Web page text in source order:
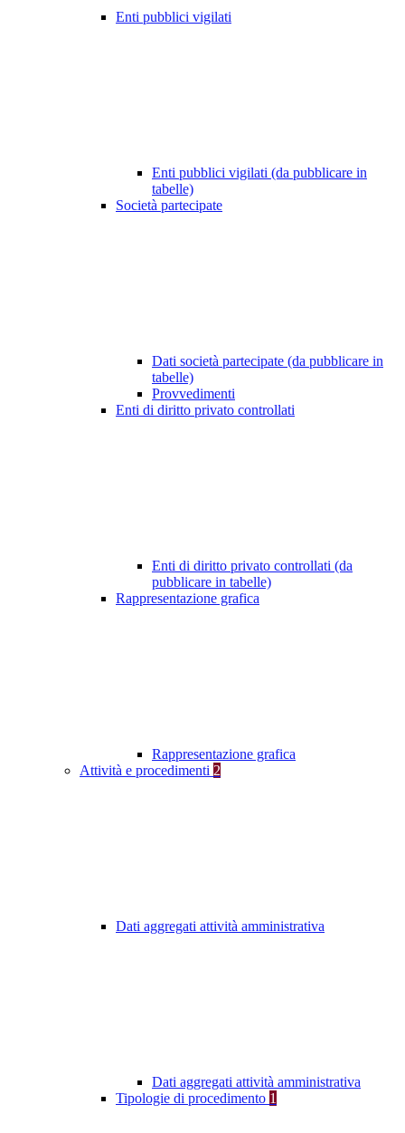
Enti pubblici vigilati
Enti pubblici vigilati (da pubblicare in
tabelle)
Società partecipate
Dati società partecipate (da pubblicare in
tabelle)
Provvedimenti
Enti di diritto privato controllati
Enti di diritto privato controllati (da
pubblicare in tabelle)
Rappresentazione grafica
Rappresentazione grafica
Attività e procedimenti 2
Dati aggregati attività amministrativa
Dati aggregati attività amministrativa
Tipologie di procedimento 1